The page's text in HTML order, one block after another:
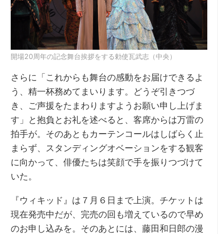
開場20周年の記念舞台挨拶をする勅使瓦武志（中央）
さらに「これからも舞台の感動をお届けできるよ
う、精一杯務めてまいります。どうぞ引きつづ
き、ご声援をたまわりますようお願い申し上げま
す」と抱負とお礼を述べると、客席からは万雷の
拍手が。そのあともカーテンコールはしばらく止
まらず、スタンディングオベーションをする観客
に向かって、俳優たちは笑顔で手を振りつづけて
いた。
『ウィキッド』は７月６日まで上演。チケットは
現在発売中だが、完売の回も増えているので早め
のお申し込みを。そのあとには、藤田和日郎の漫